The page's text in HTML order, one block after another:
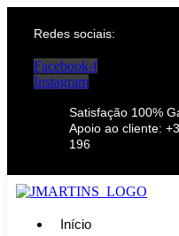
Redes sociais:
Facebook-f
Instagram
Satisfação 100%
Apoio ao cliente:
196
Início